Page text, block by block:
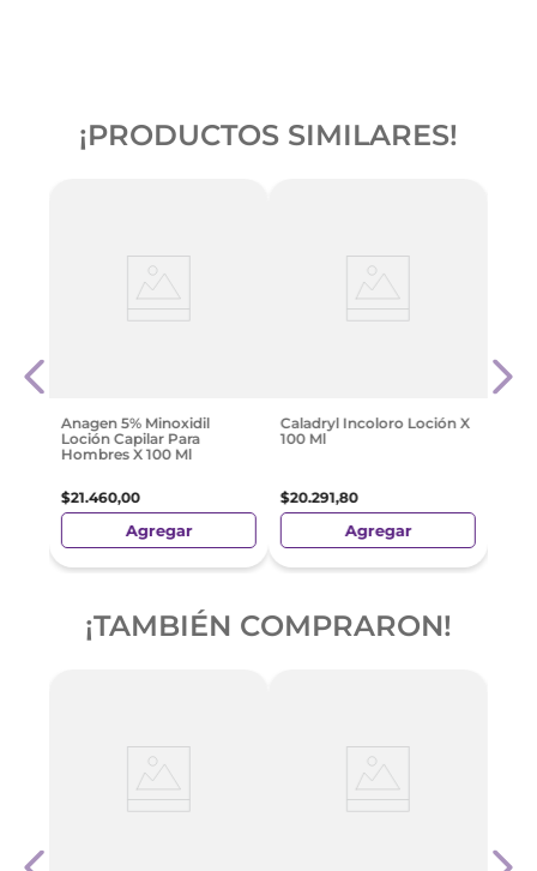
¡PRODUCTOS SIMILARES!
Anagen 5% Minoxidil
Loción Capilar Para
Hombres X 100 Ml
$21.460,00
Agregar
Caladryl Incoloro Loción X
100 Ml
$20.291,80
Agregar
¡TAMBIÉN COMPRARON!